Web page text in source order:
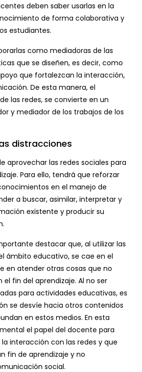
deben saber usarlas en la
de forma colaborativa y
estudiantes.
como mediadoras de las
que se diseñen, es decir, como
que fortalezcan la interacción,
De esta manera, el
las redes, se convierte en un
y mediador de los trabajos de los
distracciones
aprovechar las redes sociales para
Para ello, tendrá que reforzar
en el manejo de
a buscar, asimilar, interpretar y
existente y producir su
destacar que, al utilizar las
ámbito educativo, se cae en el
en atender otras cosas que no
fin del aprendizaje. Al no ser
para actividades educativas, es
se desvíe hacia otros contenidos
en estos medios. En esta
el papel del docente para
interacción con las redes y que
fin de aprendizaje y no
social.